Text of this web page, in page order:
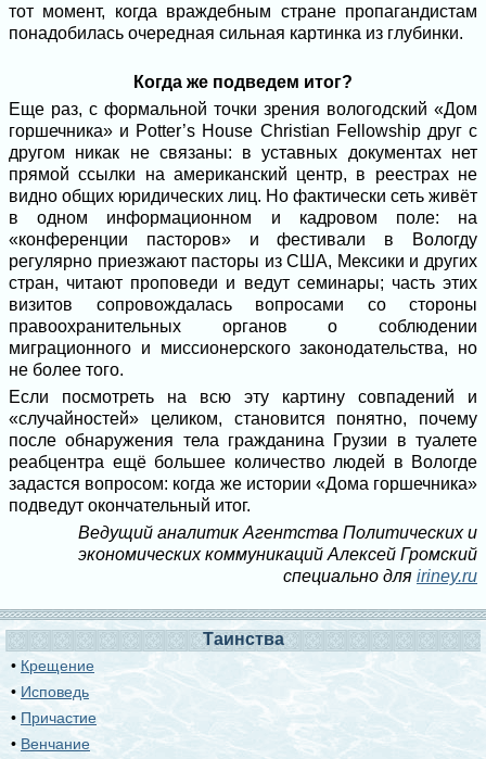
тот момент, когда враждебным стране пропагандистам
понадобилась очередная сильная картинка из глубинки.
Когда же подведем итог?
Еще раз, с формальной точки зрения вологодский «Дом
горшечника» и Potter’s House Christian Fellowship друг с
другом никак не связаны: в уставных документах нет
прямой ссылки на американский центр, в реестрах не
видно общих юридических лиц. Но фактически сеть живёт
в одном информационном и кадровом поле: на
«конференции пасторов» и фестивали в Вологду
регулярно приезжают пасторы из США, Мексики и других
стран, читают проповеди и ведут семинары; часть этих
визитов сопровождалась вопросами со стороны
правоохранительных органов о соблюдении
миграционного и миссионерского законодательства, но
не более того.
Если посмотреть на всю эту картину совпадений и
«случайностей» целиком, становится понятно, почему
после обнаружения тела гражданина Грузии в туалете
реабцентра ещё большее количество людей в Вологде
задастся вопросом: когда же истории «Дома горшечника»
подведут окончательный итог.
Ведущий аналитик Агентства Политических и
экономических коммуникаций Алексей Громский
специально для iriney.ru
Таинства
• Крещение
• Исповедь
• Причастие
• Венчание